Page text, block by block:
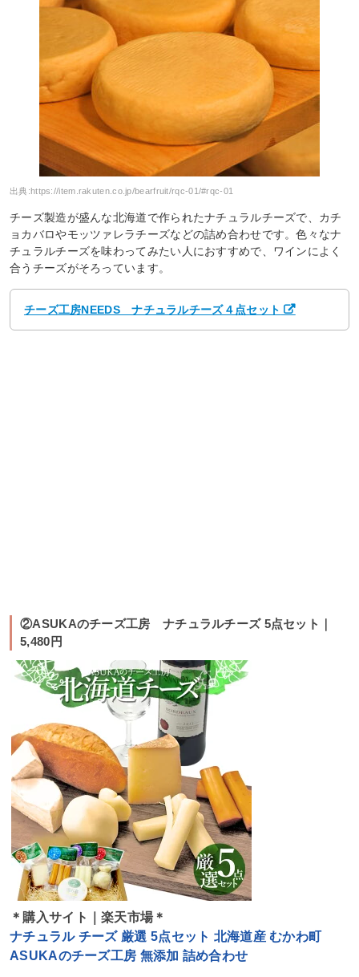
出典: https://item.rakuten.co.jp/bearfruit/rqc-01/#rqc-01
チーズ製造が盛んな北海道で作られたナチュラルチーズで、カチ
ョカバロやモッツァレラチーズなどの詰め合わせです。色々なナ
チュラルチーズを味わってみたい人におすすめで、ワインによく
合うチーズがそろっています。
チーズ工房NEEDS ナチュラルチーズ４点セット
②ASUKAのチーズ工房 ナチュラルチーズ 5点セット｜
5,480円
＊購入サイト｜楽天市場＊
ナチュラル チーズ 厳選 5点セット 北海道産 むかわ町
ASUKAのチーズ工房 無添加 詰め合わせ